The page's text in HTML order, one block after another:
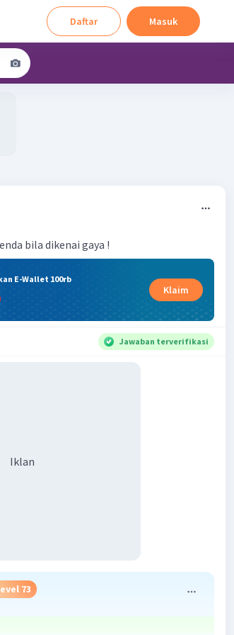
Daftar Masuk
bila dikenai gaya !
E-Wallet 100rb
Klaim
Jawaban terverifikasi
Iklan
73